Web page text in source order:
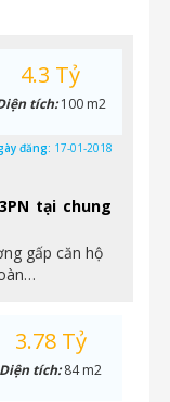
tại chung
gấp căn hộ
4.3 Tỷ
tích:100 m2
đăng: 17-01-2018
3.78 Tỷ
Diện tích:84 m2